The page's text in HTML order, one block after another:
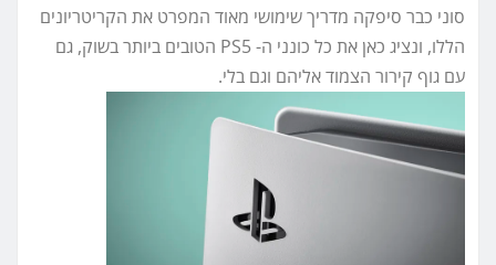
סוני כבר סיפקה מדריך שימושי מאוד המפרט את הקריטריונים
הללו, ונציג כאן את כל כונני ה- PS5 הטובים ביותר בשוק, גם
עם גוף קירור הצמוד אליהם וגם בלי.